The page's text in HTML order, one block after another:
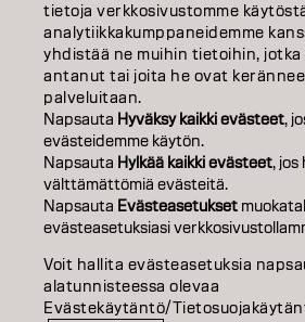
SALON FINDER
RYHDY KUMPPANIKSI
OTA YHTEYTTÄ
JulkaisijaTietosuojakäytäntö
Accessibility
FI | Finnish
tietoja verkkosivustomme
analytiikkakumppaneidemme
yhdistää ne muihin tietoihin, jotka
antanut tai joita he ovat
palveluitaan.
Napsauta Hyväksy kaikki evästeet,
evästeidemme käytön.
Napsauta Hylkää kaikki evästeet, jos
välttämättömiä evästeitä.
Napsauta Evästeasetukset
evästeasetuksiasi
Voit hallita evästeasetuksia
alatunnisteessa olevaa
Evästekäytäntö/